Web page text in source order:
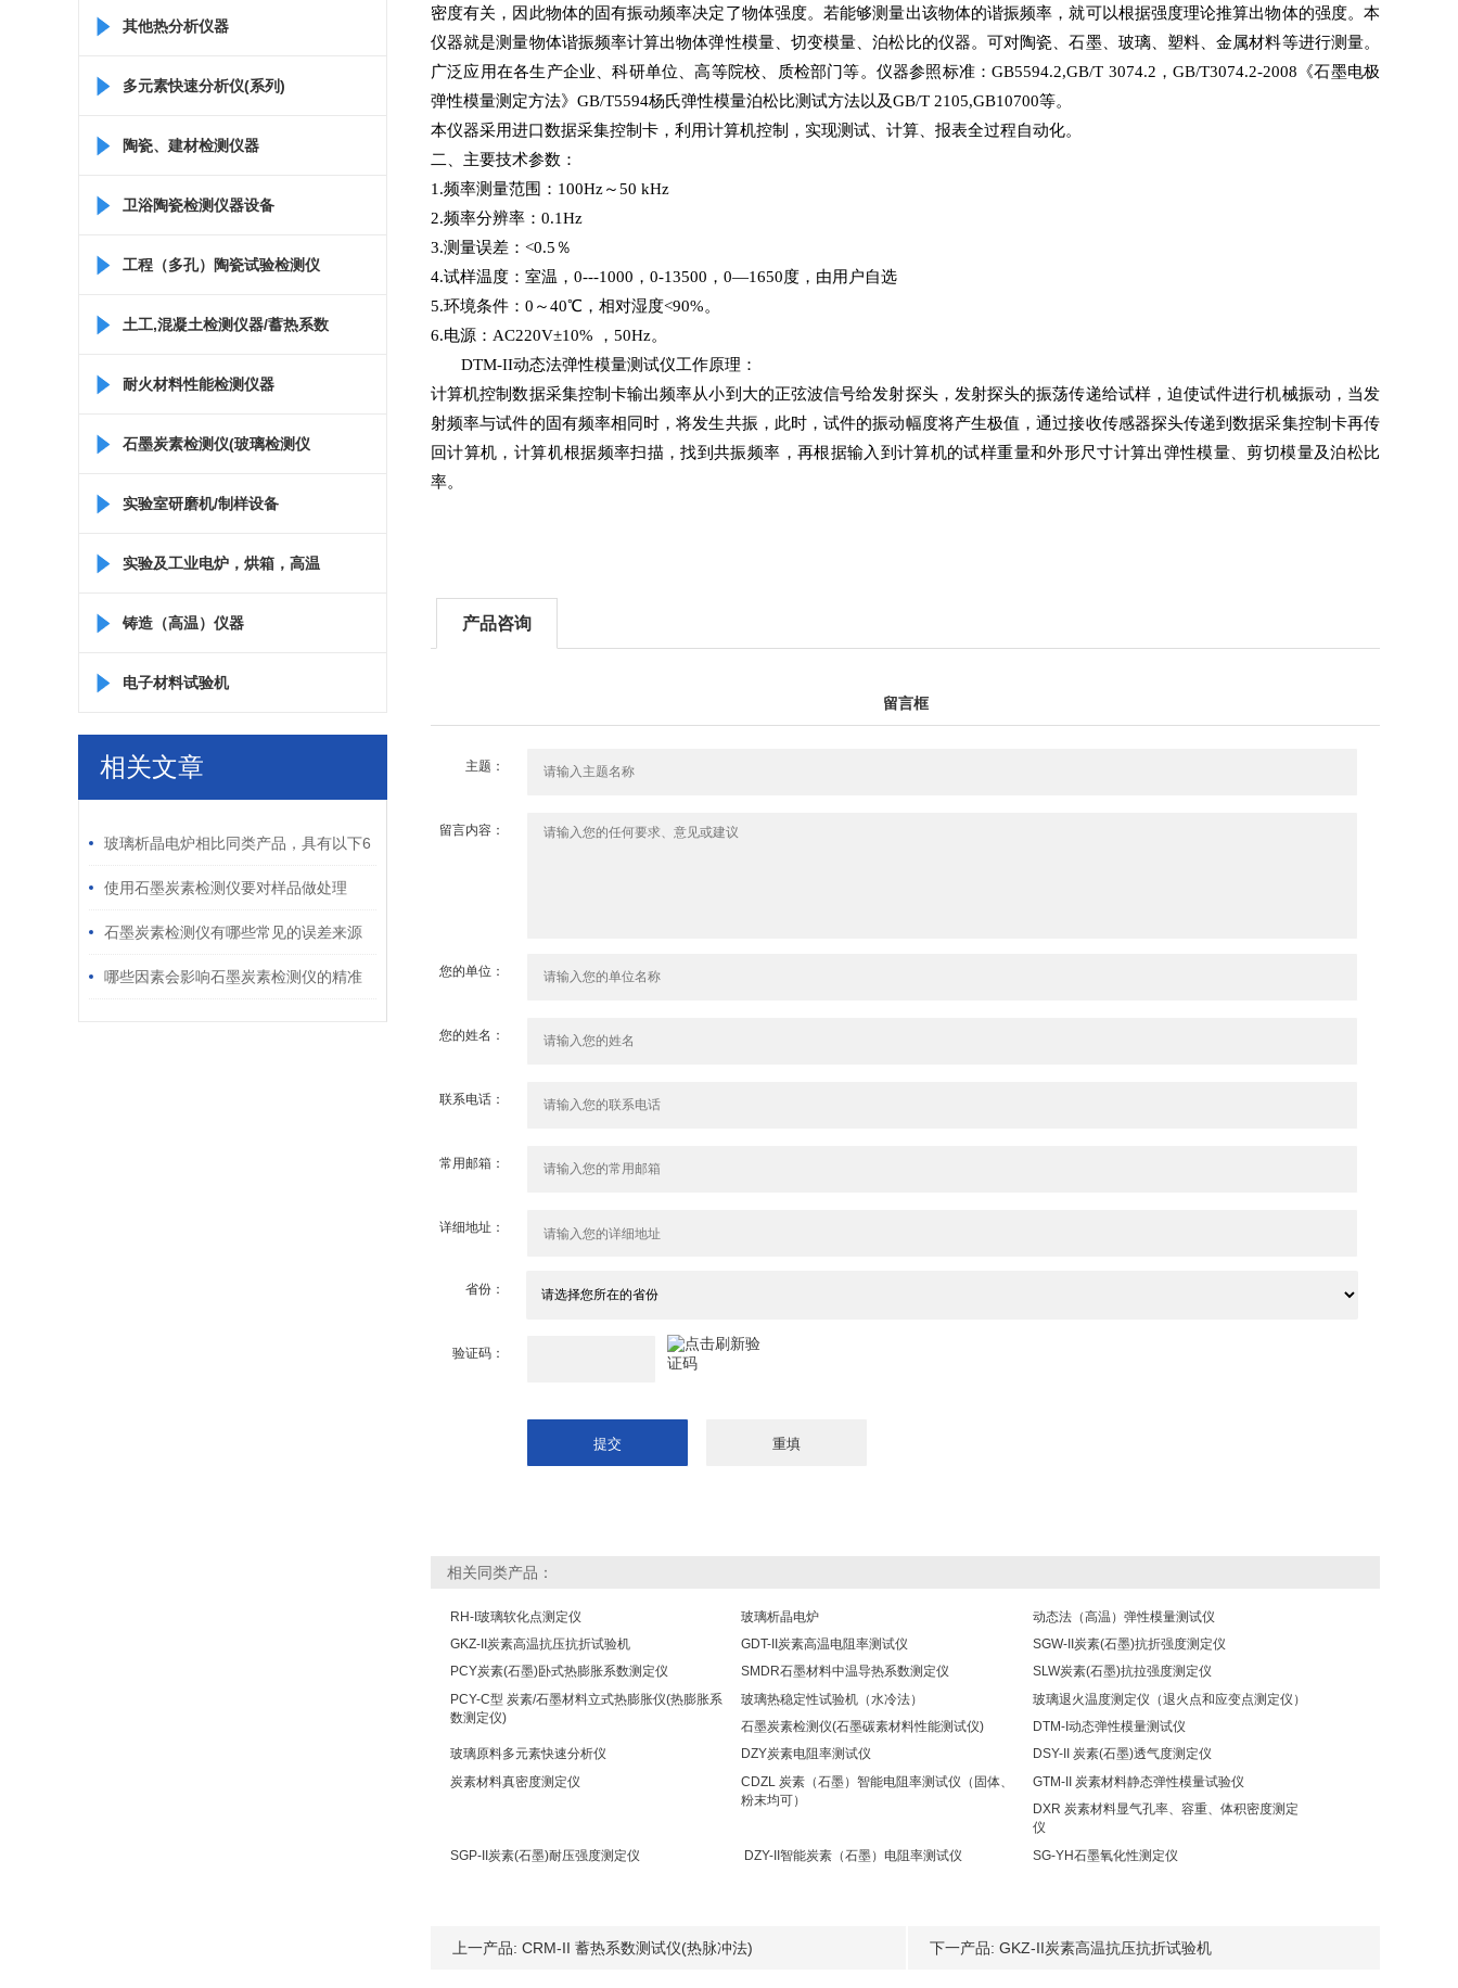
其他热分析仪器
多元素快速分析仪(系列)
陶瓷、建材检测仪器
卫浴陶瓷检测仪器设备
工程（多孔）陶瓷试验检测仪
器
土工,混凝土检测仪器/蓄热系数
仪/比热容测定仪
耐火材料性能检测仪器
石墨炭素检测仪(玻璃检测仪
器)
实验室研磨机/制样设备
实验及工业电炉，烘箱，高温
箱
铸造（高温）仪器
电子材料试验机
相关文章
玻璃析晶电炉相比同类产品，具有以下6
大优势
使用石墨炭素检测仪要对样品做处理
吗？石墨炭素检测仪有哪些常见的误差来源
哪些因素会影响石墨炭素检测仪的精准
密度有关，因此物体的固有振动频率决定了物体强度。若能够测量出该物体的谐振频率，就可以根据强度理论推算出物体的强度。本
仪器就是测量物体谐振频率计算出物体弹性模量、切变模量、泊松比的仪器。可对陶瓷、石墨、玻璃、塑料、金属材料等进行测量。
广泛应用在各生产企业、科研单位、高等院校、质检部门等。仪器参照标准：GB5594.2,GB/T 3074.2，GB/T3074.2-2008《石墨电极
弹性模量测定方法》GB/T5594杨氏弹性模量泊松比测试方法以及GB/T 2105,GB10700等。
本仪器采用进口数据采集控制卡，利用计算机控制，实现测试、计算、报表全过程自动化。
二、主要技术参数：
1.频率测量范围：100Hz～50 kHz
2.频率分辨率：0.1Hz
3.测量误差：<0.5％
4.试样温度：室温，0---1000，0-13500，0—1650度，由用户自选
5.环境条件：0～40℃，相对湿度<90%。
6.电源：AC220V±10% ，50Hz。
DTM-II动态法弹性模量测试仪工作原理：
计算机控制数据采集控制卡输出频率从小到大的正弦波信号给发射探头，发射探头的振荡传递给试样，迫使试件进行机械振动，当发
射频率与试件的固有频率相同时，将发生共振，此时，试件的振动幅度将产生极值，通过接收传感器探头传递到数据采集控制卡再传
回计算机，计算机根据频率扫描，找到共振频率，再根据输入到计算机的试样重量和外形尺寸计算出弹性模量、剪切模量及泊松比
率。
产品咨询
留言框
主题：
留言内容：
您的单位：
您的姓名：
联系电话：
常用邮箱：
详细地址：
省份：
验证码：
相关同类产品：
RH-I玻璃软化点测定仪 玻璃析晶电炉
动态法（高温）弹性模量测试仪
GKZ-II炭素高温抗压抗折试验机
GDT-II炭素高温电阻率测试仪
SGW-II炭素(石墨)抗折强度测定仪
PCY炭素(石墨)卧式热膨胀系数测定仪
SMDR石墨材料中温导热系数测定仪
SLW炭素(石墨)抗拉强度测定仪
PCY-C型 炭素/石墨材料立式热膨胀仪(热膨胀系
数测定仪)
玻璃热稳定性试验机（水冷法）
玻璃退火温度测定仪（退火点和应变点测定仪）
石墨炭素检测仪(石墨碳素材料性能测试仪)
DTM-I动态弹性模量测试仪
玻璃原料多元素快速分析仪
DZY炭素电阻率测试仪
DSY-II 炭素(石墨)透气度测定仪
炭素材料真密度测定仪
CDZL 炭素（石墨）智能电阻率测试仪（固体、
粉末均可）
GTM-II 炭素材料静态弹性模量试验仪
DXR 炭素材料显气孔率、容重、体积密度测定
仪
SGP-II炭素(石墨)耐压强度测定仪
DZY-II智能炭素（石墨）电阻率测试仪 SG-YH石墨氧化性测定仪
上一产品: CRM-II 蓄热系数测试仪(热脉冲法) 下一产品: GKZ-II炭素高温抗压抗折试验机